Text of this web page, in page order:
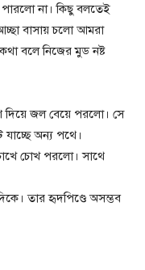
পারলো না। কিছু বলতেই
বাসায় চলো আমরা
বলে নিজের মুড নষ্ট
জল বেয়ে পরলো। সে
অন্য পথে।
চোখ পরলো। সাথে
তার হৃদপিণ্ডে অসম্ভব